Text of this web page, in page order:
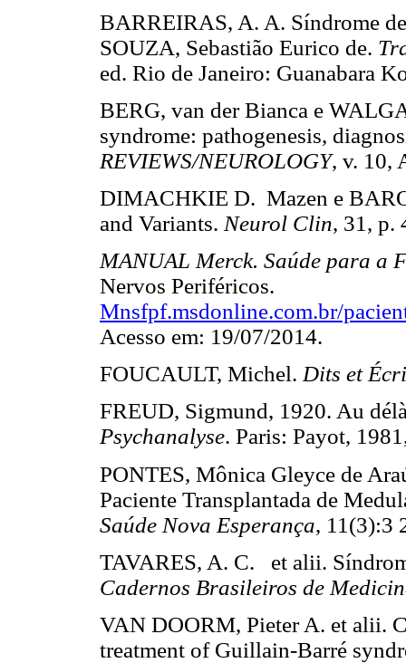
BARREIRAS, A. A. Síndrome
SOUZA, Sebastião Eurico de.
ed. Rio de Janeiro:
BERG, van der Bianca e
syndrome: pathogenesis,
REVIEWS/NEUROLOGY, v.
DIMACHKIE D. Mazen e
and Variants. Neurol Clin, 31,
MANUAL Merck. Saúde para a
Nervos Periféricos.
Mnsfpf.msdonline.com.br/
Acesso em: 19/07/2014.
FOUCAULT, Michel. Dits et
FREUD, Sigmund, 1920. Au
Psychanalyse. Paris: Payot,
PONTES, Mônica Gleyce de
Paciente Transplantada de
Saúde Nova Esperança,
TAVARES, A. C. et alii.
Cadernos Brasileiros de
VAN DOORM, Pieter A. et alii.
treatment of Guillain-Barré